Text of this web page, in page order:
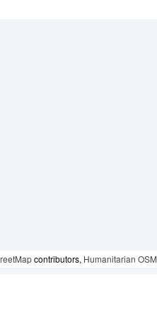
contributors, Humanitarian OSM